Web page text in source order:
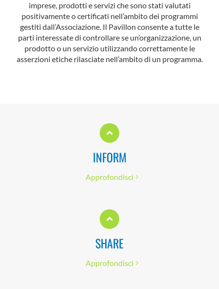
imprese, prodotti e servizi che sono stati valutati
positivamente o certificati nell’ambito dei programmi
gestiti dall’Associazione. Il Pavillon consente a tutte le
parti interessate di controllare se un’organizzazione, un
prodotto o un servizio utilizzando correttamente le
asserzioni etiche rilasciate nell’ambito di un programma.
INFORM
Approfondisci
SHARE
Approfondisci